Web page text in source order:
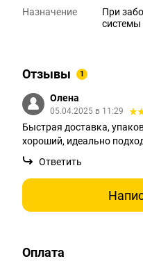
Назначение
При
системы
Отзывы 1
Олена
05.04.2025 в 11:29
Быстрая доставка,
хороший, идеально
Ответить
Оплата